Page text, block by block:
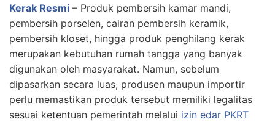
Kerak Resmi – Produk pembersih kamar mandi,
pembersih porselen, cairan pembersih keramik,
pembersih kloset, hingga produk penghilang kerak
merupakan kebutuhan rumah tangga yang banyak
digunakan oleh masyarakat. Namun, sebelum
dipasarkan secara luas, produsen maupun importir
perlu memastikan produk tersebut memiliki legalitas
sesuai ketentuan pemerintah melalui izin edar PKRT